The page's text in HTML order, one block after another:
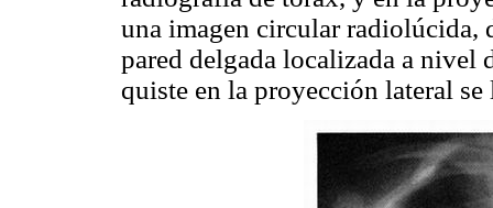
una imagen circular radiolúcida,
pared delgada localizada a nivel
quiste en la proyección lateral